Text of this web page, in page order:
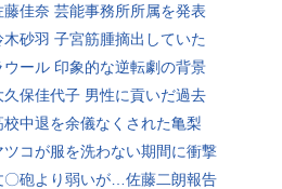
藤佳奈 芸能事務所所属を発表
木砂羽 子宮筋腫摘出していた
ウール 印象的な逆転劇の背景
久保佳代子 男性に貢いだ過去
校中退を余儀なくされた亀梨
ツコが服を洗わない期間に衝撃
〇砲より弱いが…佐藤二朗報告